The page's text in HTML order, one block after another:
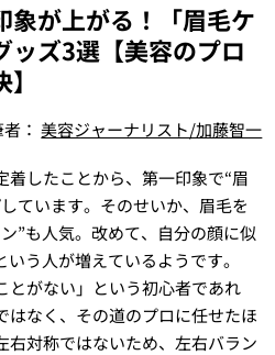
象が上がる！「眉毛ケ
ッズ3選【美容のプロ
者：美容ジャーナリスト/加藤智一
着したことから、第一印象で“眉
ています。そのせいか、眉毛を
”も人気。改めて、自分の顔に似
う人が増えているようです。
とがない」という初心者であれ
はなく、その道のプロに任せたほ
右対称ではないため、左右バラン